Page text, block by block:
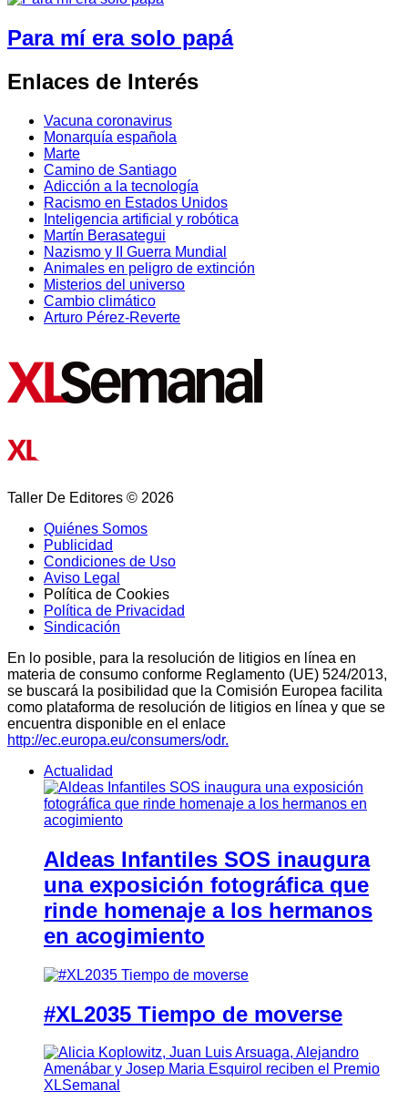
Para mí era solo papá
Enlaces de Interés
Vacuna coronavirus
Monarquía española
Marte
Camino de Santiago
Adicción a la tecnología
Racismo en Estados Unidos
Inteligencia artificial y robótica
Martín Berasategui
Nazismo y II Guerra Mundial
Animales en peligro de extinción
Misterios del universo
Cambio climático
Arturo Pérez-Reverte
Taller De Editores © 2026
Quiénes Somos
Publicidad
Condiciones de Uso
Aviso Legal
Política de Cookies
Política de Privacidad
Sindicación
En lo posible, para la resolución de litigios en línea en
materia de consumo conforme Reglamento (UE) 524/2013,
se buscará la posibilidad que la Comisión Europea facilita
como plataforma de resolución de litigios en línea y que se
encuentra disponible en el enlace
http://ec.europa.eu/consumers/odr.
Actualidad
Aldeas Infantiles SOS inaugura
una exposición fotográfica que
rinde homenaje a los hermanos
en acogimiento
#XL2035 Tiempo de moverse